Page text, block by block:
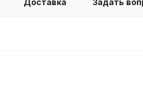
Доставка Задать